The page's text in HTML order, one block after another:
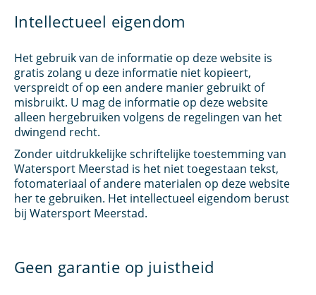
Intellectueel eigendom
Het gebruik van de informatie op deze website is
gratis zolang u deze informatie niet kopieert,
verspreidt of op een andere manier gebruikt of
misbruikt. U mag de informatie op deze website
alleen hergebruiken volgens de regelingen van het
dwingend recht.
Zonder uitdrukkelijke schriftelijke toestemming van
Watersport Meerstad is het niet toegestaan tekst,
fotomateriaal of andere materialen op deze website
her te gebruiken. Het intellectueel eigendom berust
bij Watersport Meerstad.
Geen garantie op juistheid